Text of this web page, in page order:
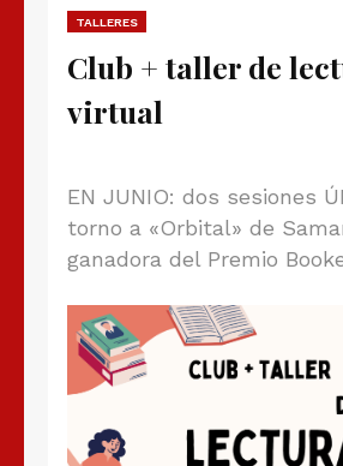
TALLERES
Club + taller de
virtual
EN JUNIO: dos sesiones
torno a «Orbital» de
ganadora del Premio